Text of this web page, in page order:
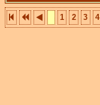
1 2 3 4